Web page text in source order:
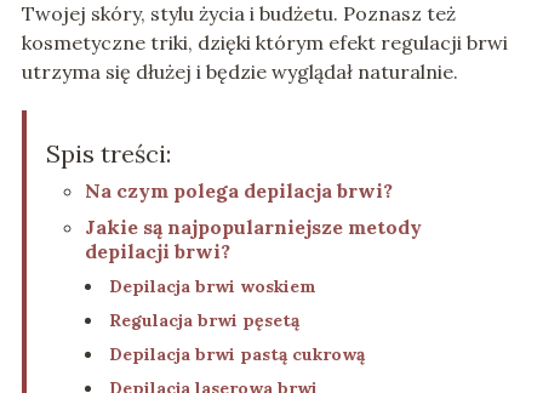
Twojej skóry, stylu życia i budżetu. Poznasz też
kosmetyczne triki, dzięki którym efekt regulacji brwi
utrzyma się dłużej i będzie wyglądał naturalnie.
Spis treści:
Na czym polega depilacja brwi?
Jakie są najpopularniejsze metody
depilacji brwi?
Depilacja brwi woskiem
Regulacja brwi pęsetą
Depilacja brwi pastą cukrową
Depilacja laserowa brwi